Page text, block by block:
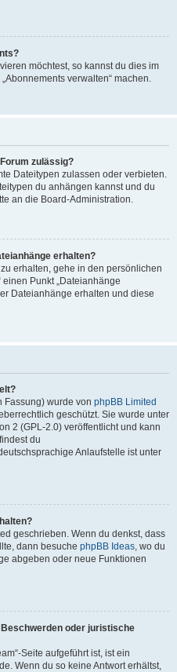
möchtest, so kannst du dies im
verwalten“ machen.
zulässig?
Dateitypen zulassen oder verbieten.
du anhängen kannst und du
an die Board-Administration.
erhalten?
erhalten, gehe in den persönlichen
einen Punkt „Dateianhänge
Dateianhänge erhalten und diese
Fassung) wurde von phpBB Limited
geschützt. Sie wurde unter
2 (GPL-2.0) veröffentlicht und kann
du
Anlaufstelle ist unter
geschrieben. Wenn du denkst, dass
dann besuche phpBB Ideas, wo du
abgeben oder neue Funktionen
oder juristische
Seite aufgeführt ist, ist ein
Wenn du so keine Antwort erhältst,